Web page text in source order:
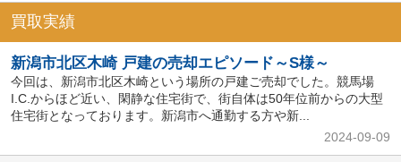
買取実績
新潟市北区木崎 戸建の売却エピソード～S様～
今回は、新潟市北区木崎という場所の戸建ご売却でした。競馬場
I.C.からほど近い、閑静な住宅街で、街自体は50年位前からの大型
住宅街となっております。新潟市へ通勤する方や新...
2024-09-09